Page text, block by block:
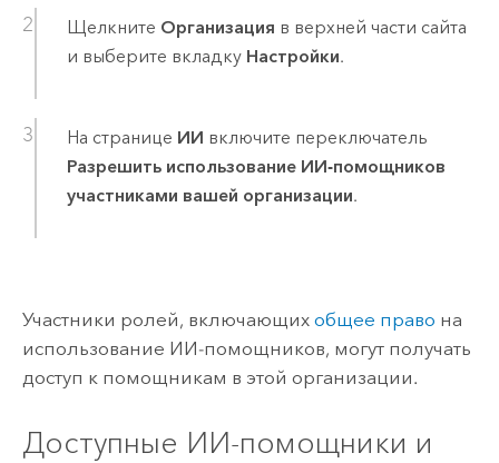
Щелкните Организация в верхней части сайта
и выберите вкладку Настройки.
На странице ИИ включите переключатель
Разрешить использование ИИ-помощников
участниками вашей организации.
Участники ролей, включающих общее право на
использование ИИ-помощников, могут получать
доступ к помощникам в этой организации.
Доступные ИИ-помощники и